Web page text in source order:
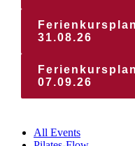
31.08.26
07.09.26
All Events